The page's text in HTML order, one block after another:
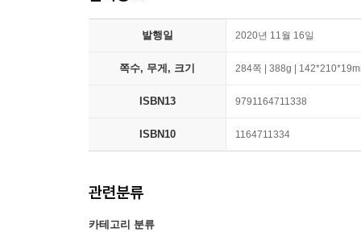
발행일 2020년 11월 16일
쪽수, 무게, 크기 284쪽 | 388g |
ISBN13 9791164711338
ISBN10 1164711334
관련분류
카테고리 분류